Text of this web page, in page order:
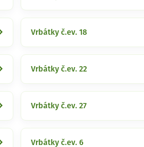
Vrbátky č.ev. 18
Vrbátky č.ev. 22
Vrbátky č.ev. 27
Vrbátky č.ev. 6